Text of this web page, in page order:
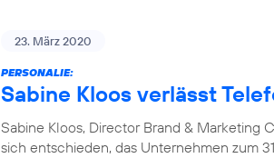
23. März 2020
PERSONALIE:
Sabine Kloos verlässt
Sabine Kloos, Director Brand & Marketing
sich entschieden, das Unternehmen zum